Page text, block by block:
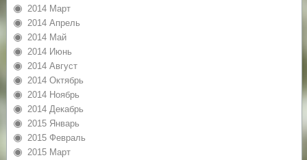
2014 Март
2014 Апрель
2014 Май
2014 Июнь
2014 Август
2014 Октябрь
2014 Ноябрь
2014 Декабрь
2015 Январь
2015 Февраль
2015 Март